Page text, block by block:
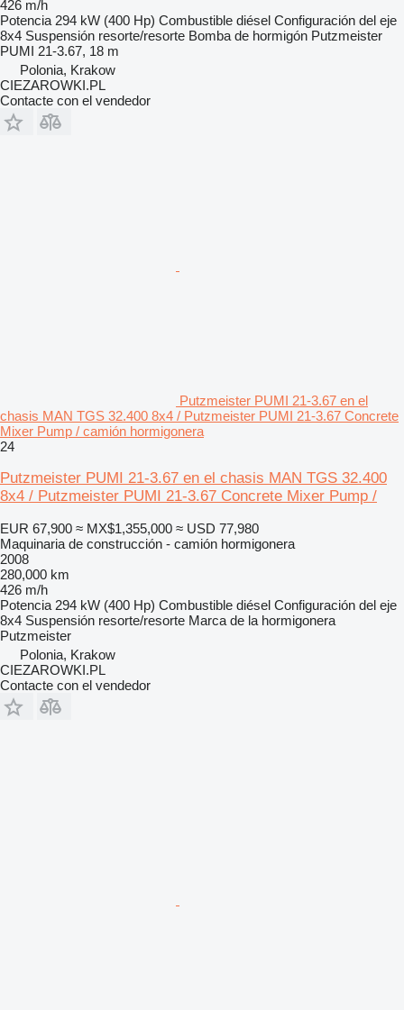
426 m/h
Potencia 294 kW (400 Hp) Combustible diésel Configuración del eje
8x4 Suspensión resorte/resorte Bomba de hormigón Putzmeister
PUMI 21-3.67, 18 m
Polonia, Krakow
CIEZAROWKI.PL
Contacte con el vendedor
Putzmeister PUMI 21-3.67 en el
chasis MAN TGS 32.400 8x4 / Putzmeister PUMI 21-3.67 Concrete
Mixer Pump / camión hormigonera
24
Putzmeister PUMI 21-3.67 en el chasis MAN TGS 32.400
8x4 / Putzmeister PUMI 21-3.67 Concrete Mixer Pump /
EUR 67,900 ≈ MX$1,355,000 ≈ USD 77,980
Maquinaria de construcción - camión hormigonera
2008
280,000 km
426 m/h
Potencia 294 kW (400 Hp) Combustible diésel Configuración del eje
8x4 Suspensión resorte/resorte Marca de la hormigonera
Putzmeister
Polonia, Krakow
CIEZAROWKI.PL
Contacte con el vendedor